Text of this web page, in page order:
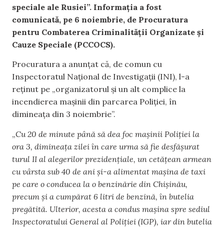
speciale ale Rusiei”. Informația a fost
comunicată, pe 6 noiembrie, de Procuratura
pentru Combaterea Criminalității Organizate și
Cauze Speciale (PCCOCS).
Procuratura a anunțat că, de comun cu
Inspectoratul Național de Investigații (INI), l-a
reținut pe „organizatorul și un alt complice la
incendierea mașinii din parcarea Poliției, în
dimineața din 3 noiembrie”.
„Cu 20 de minute până să dea foc mașinii Poliției la
ora 3, dimineața zilei în care urma să fie desfășurat
turul II al alegerilor prezidențiale, un cetățean armean
cu vârsta sub 40 de ani și-a alimentat mașina de taxi
pe care o conducea la o benzinărie din Chișinău,
precum și a cumpărat 6 litri de benzină, în butelia
pregătită. Ulterior, acesta a condus mașina spre sediul
Inspectoratului General al Poliției (IGP), iar din butelia